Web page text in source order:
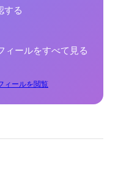
する
ィールをすべて見る
ィールを閲覧